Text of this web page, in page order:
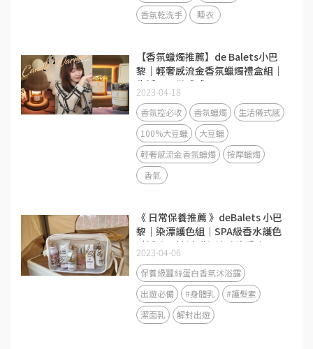
香氛乾洗手
睡衣
【香氛蠟燭推薦】de Balets小巴
黎｜輕奢感流金香氛蠟燭禮盒組｜
生活需要儀式感
2023-04-18
香氛控必收 香氛蠟燭
生活儀式感
100%大豆蠟
大豆蠟
輕奢感流金香氛蠟燭
按摩蠟燭
香氣
《 日常保養推薦 》deBalets 小巴
黎｜染漂護色組｜SPA級香水護色
賦活洗髮精(小紫)-淡雅晚香｜SPA
級香水修復護髮素-莓果花香｜
SPA級頭皮護理｜從頭皮到每一根
髮絲都好享受～
2023-04-06
保養級蠶絲蛋白香氛沐浴露
出遊必備
#身體乳
#護髮素
潔面乳
解封出遊